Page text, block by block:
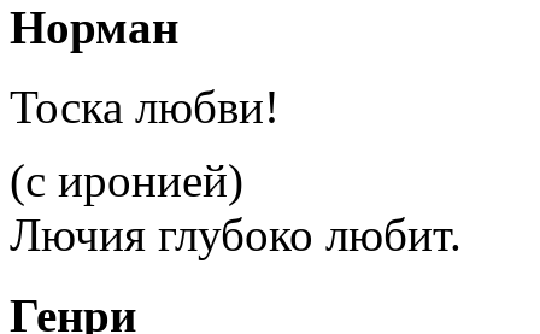
Норман
Тоска любви!
(с иронией)
Лючия глубоко любит.
Генри